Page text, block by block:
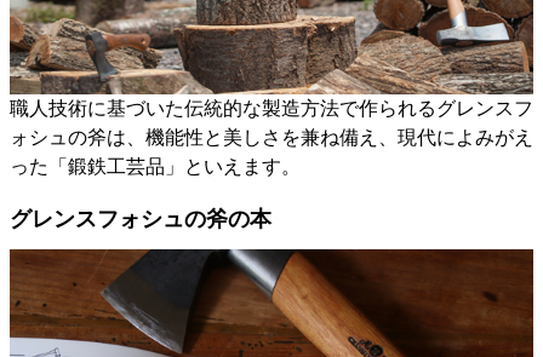
職人技術に基づいた伝統的な製造方法で作られるグレンスフ
ォシュの斧は、機能性と美しさを兼ね備え、現代によみがえ
った「鍛鉄工芸品」といえます。
グレンスフォシュの斧の本